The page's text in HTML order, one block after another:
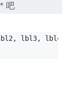
吧
lbl3, lbl4,